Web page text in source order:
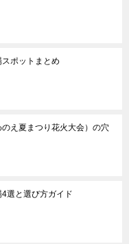
ポットまとめ
え夏まつり花火大会）の穴
選と選び方ガイド